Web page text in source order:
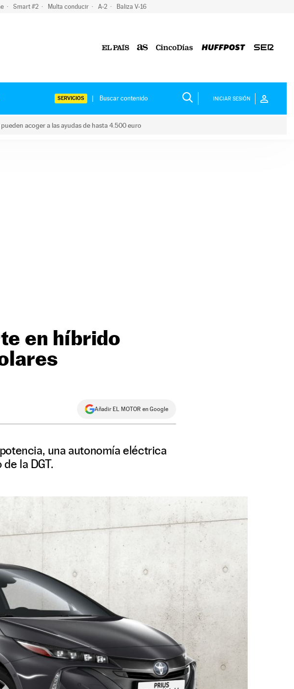
Smart #2 Multa conducir A-2 Baliza V-16
SERVICIOS INICIAR SESIÓN
acoger a las ayudas de hasta 4.500 euro
en híbrido
Añadir EL MOTOR en Google
una autonomía eléctrica
la DGT.